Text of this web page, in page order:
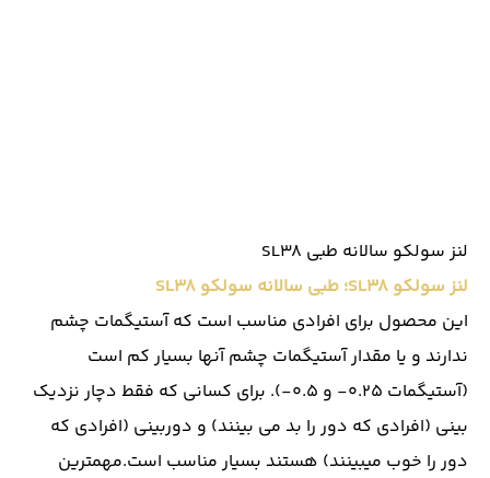
لنز سولکو سالانه طبی SL38
لنز سولکو SL38؛ طبی سالانه سولکو SL38
این محصول برای افرادی مناسب است که آستیگمات چشم
ندارند و یا مقدار آستیگمات چشم آنها بسیار کم است
(آستیگمات 0.25- و 0.5-). برای کسانی که فقط دچار نزدیک
بینی (افرادی که دور را بد می بینند) و دوربینی (افرادی که
دور را خوب میبینند) هستند بسیار مناسب است.مهمترین